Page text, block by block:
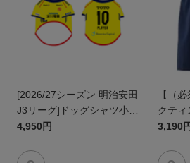
[2026/27シーズン 明治安田
J3リーグ]ドッグシャツ小型
犬用(FP1stデザイン)
4,950円
【（
クテ
3,190